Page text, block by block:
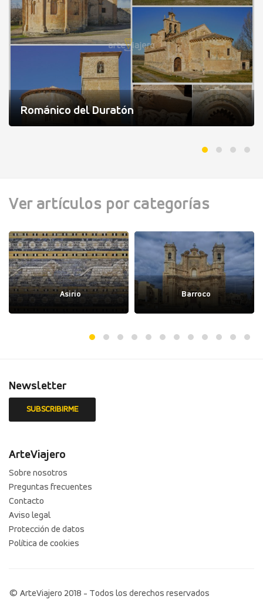
Románico del Duratón
Ver artículos por categorías
Asirio Barroco
Newsletter
ArteViajero
Sobre nosotros
Preguntas frecuentes
Contacto
Aviso legal
Protección de datos
Política de cookies
© ArteViajero 2018 - Todos los derechos reservados